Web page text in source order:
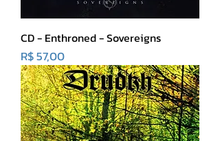
CD - Enthroned - Sovereigns
Preço
R$ 57,00